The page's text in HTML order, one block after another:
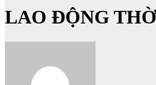
LAO ĐỘNG